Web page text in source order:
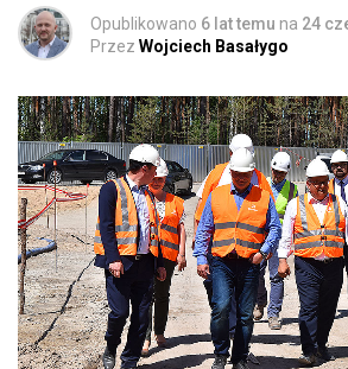
Opublikowano 6 lat temu na 24
Przez Wojciech Basałygo